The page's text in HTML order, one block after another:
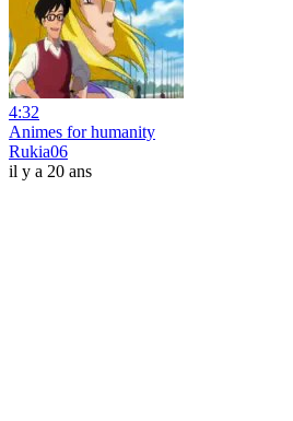
4:32
Animes for humanity
Rukia06
il y a 20 ans